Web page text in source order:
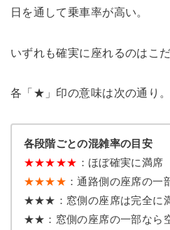
日を通して乗車率が高い。
いずれも確実に座れるのはこ
各「★」印の意味は次の通り。
各段階ごとの混雑率の目安
★★★★★ ：ほぼ確実に満席
★★★★ ：通路側の座席の一
★★★：窓側の座席は完全に
★★：窓側の座席の一部なら